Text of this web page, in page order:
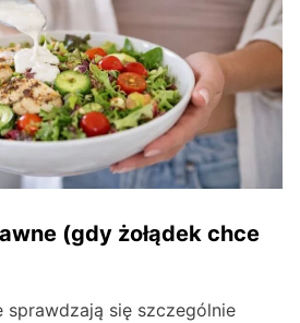
(gdy żołądek chce
sprawdzają się szczególnie